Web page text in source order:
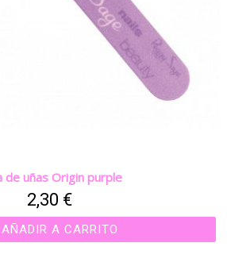
de uñas Origin purple
2,30 €
AÑADIR A CARRITO